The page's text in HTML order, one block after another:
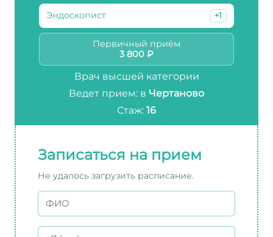
Эндоскопист +1
Первичный приём
3 800 ₽
Врач высшей категории
Ведет прием: в Чертаново
Стаж: 16
Записаться на прием
Не удалось загрузить расписание.